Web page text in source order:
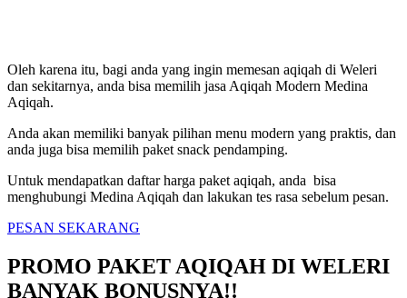
Oleh karena itu, bagi anda yang ingin memesan aqiqah di Weleri
dan sekitarnya, anda bisa memilih jasa Aqiqah Modern Medina
Aqiqah.
Anda akan memiliki banyak pilihan menu modern yang praktis, dan
anda juga bisa memilih paket snack pendamping.
Untuk mendapatkan daftar harga paket aqiqah, anda bisa
menghubungi Medina Aqiqah dan lakukan tes rasa sebelum pesan.
PESAN SEKARANG
PROMO PAKET AQIQAH DI WELERI
BANYAK BONUSNYA!!